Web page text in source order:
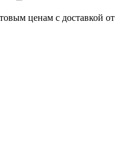
ценам с доставкой от